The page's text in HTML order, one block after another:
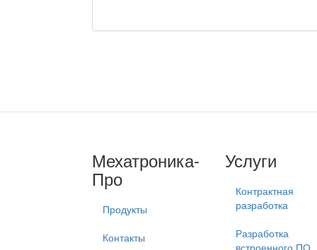
Мехатроника-
Про
Продукты
Контакты
Услуги
Контрактная
разработка
Разработка